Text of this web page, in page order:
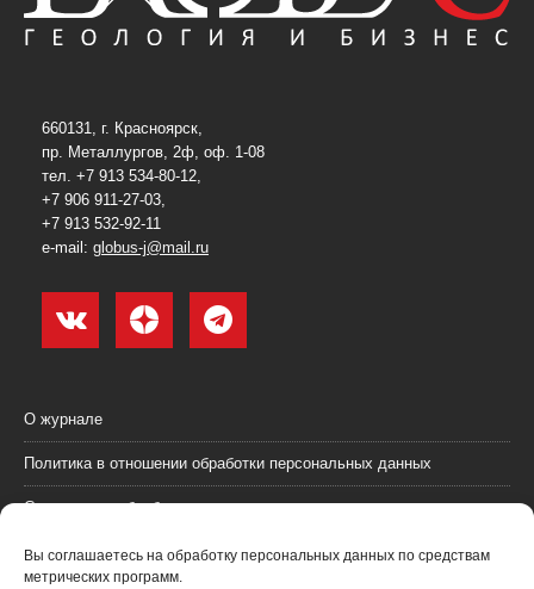
Вы соглашаетесь на обработку персональных данных по средствам
метрических программ.
660131, г. Красноярск,
пр. Металлургов, 2ф, оф. 1-08
тел. +7 913 534-80-12,
+7 906 911-27-03,
+7 913 532-92-11
e-mail: globus-j@mail.ru
О журнале
Политика в отношении обработки персональных данных
Согласие на обработку персональных данных
Пользовательское соглашение (оферта)